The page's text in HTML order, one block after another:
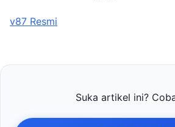
v87 Resmi
Suka artikel ini?